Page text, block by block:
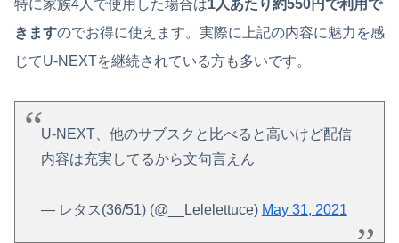
特に家族4人で使用した場合は1人あたり約550円で利用で
きますのでお得に使えます。実際に上記の内容に魅力を感
じてU-NEXTを継続されている方も多いです。
U-NEXT、他のサブスクと比べると高いけど配信
内容は充実してるから文句言えん
— レタス(36/51) (@__Lelelettuce) May 31, 2021